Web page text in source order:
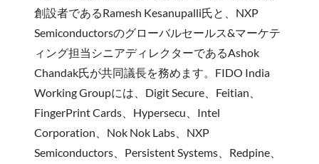
創設者であるRamesh Kesanupalli氏と、NXP
Semiconductorsのグローバルセールス&マーケテ
ィング担当シニアディレクターであるAshok
Chandak氏が共同議長を務めます。FIDO India
Working Groupには、Digit Secure、Feitian、
FingerPrint Cards、Hypersecu、Intel
Corporation、Nok Nok Labs、NXP
Semiconductors、Persistent Systems、Redpine、